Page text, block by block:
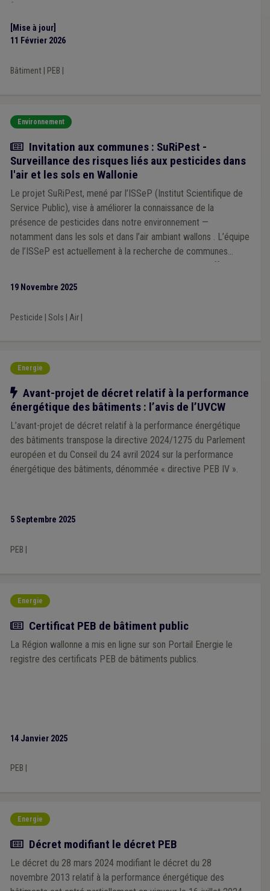
[Mise à jour]
11 Février 2026
Bâtiment| PEB
Environnement
Actualité
Invitation aux communes : SuRiPest -
Surveillance des risques liés aux pesticides dans
l'air et les sols en Wallonie
Le projet SuRiPest, mené par l’ISSeP (Institut Scientifique de
Service Public), vise à améliorer la connaissance de la
présence de pesticides dans notre environnement —
notamment dans les sols et dans l’air ambiant wallons . L’équipe
de l’ISSeP est actuellement à la recherche de communes
volontaires pour participer à cette démarche, ce qui offrira
19 Novembre 2025
Pesticide Sols Air|
Energie
Notre action
Avant-projet de décret relatif à la performance
énergétique des bâtiments : l’avis de l’UVCW
L’avant-projet de décret relatif à la performance énergétique
des bâtiments transpose la directive 2024/1275 du Parlement
européen et du Conseil du 24 avril 2024 sur la performance
énergétique des bâtiments, dénommée « directive PEB IV ».
5 Septembre 2025
PEB
Energie
Actualité
Certificat PEB de bâtiment public
La Région wallonne a mis en ligne sur son Portail Energie le
registre des certificats PEB de bâtiments publics.
14 Janvier 2025
PEB
Energie
Actualité
Décret modifiant le décret PEB
Le décret du 28 mars 2024 modifiant le décret du 28
novembre 2013 relatif à la performance énergétique des